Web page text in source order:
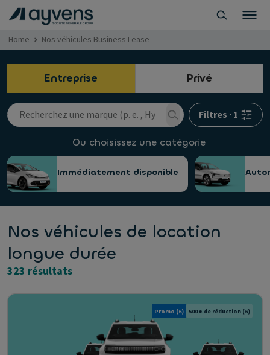
Home Nos véhicules Business Lease
Entreprise Privé
Filtres ·1
Ou choisissez une catégorie
Immédiatement disponible
Nos véhicules de location
longue durée
323 résultats
Promo (6) 500 € de réduction (6)